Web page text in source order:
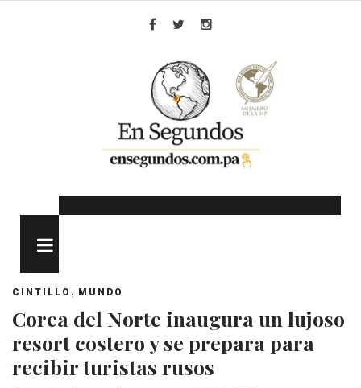
CINTILLO , MUNDO
Corea del Norte inaugura un lujoso
resort costero y se prepara para
recibir turistas rusos